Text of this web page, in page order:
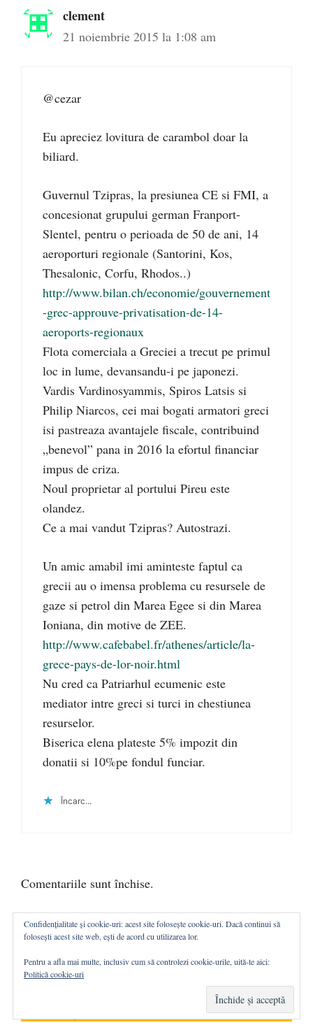
clement
21 noiembrie 2015 la 1:08 am
@cezar
Eu apreciez lovitura de carambol doar la
biliard.
Guvernul Tzipras, la presiunea CE si FMI, a
concesionat grupului german Franport-
Slentel, pentru o perioada de 50 de ani, 14
aeroporturi regionale (Santorini, Kos,
Thesalonic, Corfu, Rhodos..)
http://www.bilan.ch/economie/gouvernement
-grec-approuve-privatisation-de-14-
aeroports-regionaux
Flota comerciala a Greciei a trecut pe primul
loc in lume, devansandu-i pe japonezi.
Vardis Vardinosyammis, Spiros Latsis si
Philip Niarcos, cei mai bogati armatori greci
isi pastreaza avantajele fiscale, contribuind
„benevol” pana in 2016 la efortul financiar
impus de criza.
Noul proprietar al portului Pireu este
olandez.
Ce a mai vandut Tzipras? Autostrazi.
Un amic amabil imi aminteste faptul ca
grecii au o imensa problema cu resursele de
gaze si petrol din Marea Egee si din Marea
Ioniana, din motive de ZEE.
http://www.cafebabel.fr/athenes/article/la-
grece-pays-de-lor-noir.html
Nu cred ca Patriarhul ecumenic este
mediator intre greci si turci in chestiunea
resurselor.
Biserica elena plateste 5% impozit din
donatii si 10%pe fondul funciar.
Încarc...
Comentariile sunt închise.
Confidențialitate și cookie-uri: acest site folosește cookie-uri. Dacă continui să
folosești acest site web, ești de acord cu utilizarea lor.
Pentru a afla mai multe, inclusiv cum să controlezi cookie-urile, uită-te aici:
Politică cookie-uri